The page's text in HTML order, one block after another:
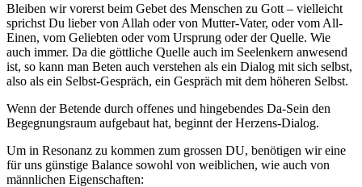
Bleiben wir vorerst beim Gebet des Menschen zu Gott – vielleicht
sprichst Du lieber von Allah oder von Mutter-Vater, oder vom All-
Einen, vom Geliebten oder vom Ursprung oder der Quelle. Wie
auch immer. Da die göttliche Quelle auch im Seelenkern anwesend
ist, so kann man Beten auch verstehen als ein Dialog mit sich selbst,
also als ein Selbst-Gespräch, ein Gespräch mit dem höheren Selbst.
Wenn der Betende durch offenes und hingebendes Da-Sein den
Begegnungsraum aufgebaut hat, beginnt der Herzens-Dialog.
Um in Resonanz zu kommen zum grossen DU, benötigen wir eine
für uns günstige Balance sowohl von weiblichen, wie auch von
männlichen Eigenschaften: